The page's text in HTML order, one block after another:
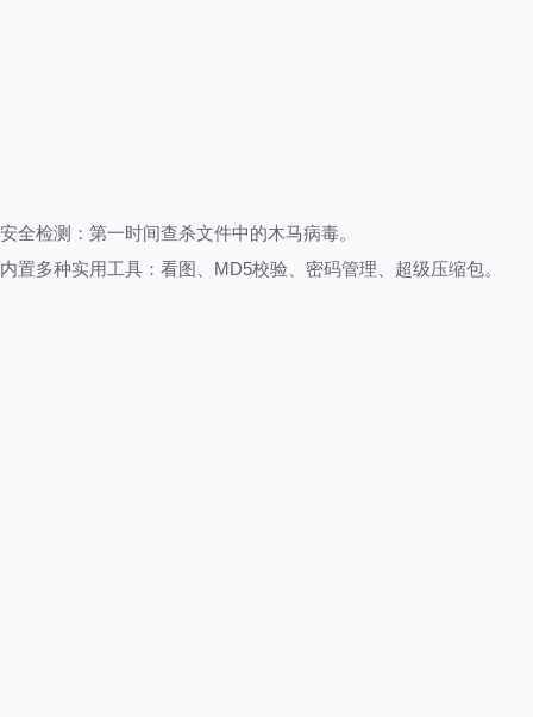
安全检测：第一时间查杀文件中的木马病毒。
内置多种实用工具：看图、MD5校验、密码管理、超级压缩包。